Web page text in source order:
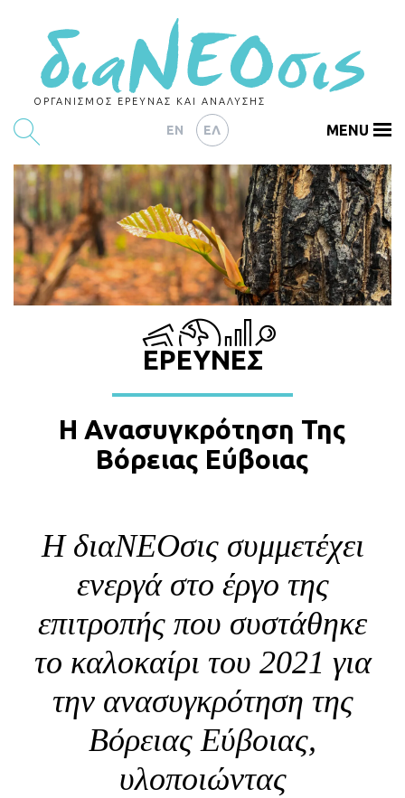
ΟΡΓΑΝΙΣΜΟΣ ΕΡΕΥΝΑΣ ΚΑΙ ΑΝΑΛΥΣΗΣ
EN ΕΛ
ΕΡΕΥΝΕΣ
ΑΡΘΡΟΓΡΑΦΙΑ
ΕΚΔΗΛΩΣΕΙΣ
DATA
ΔΕΙΚΤΕΣ
PODCASTS
BLOG
ABOUT
MENU
ΕΡΕΥΝΕΣ
Η Ανασυγκρότηση Της
Βόρειας Εύβοιας
Η διαΝΕΟσις συμμετέχει
ενεργά στο έργο της
επιτροπής που συστάθηκε
το καλοκαίρι του 2021 για
την ανασυγκρότηση της
Βόρειας Εύβοιας,
υλοποιώντας